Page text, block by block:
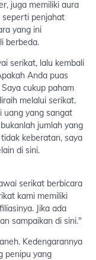
juga memiliki aura
seperti penjahat
yang ini
berbeda.
serikat, lalu kembali
Anda puas
cukup paham
melalui serikat.
uang yang sangat
jumlah yang
keberatan, saya
di sini.
serikat berbicara
kami memiliki
Jika ada
sampaikan di sini."
Kedengarannya
penipu yang